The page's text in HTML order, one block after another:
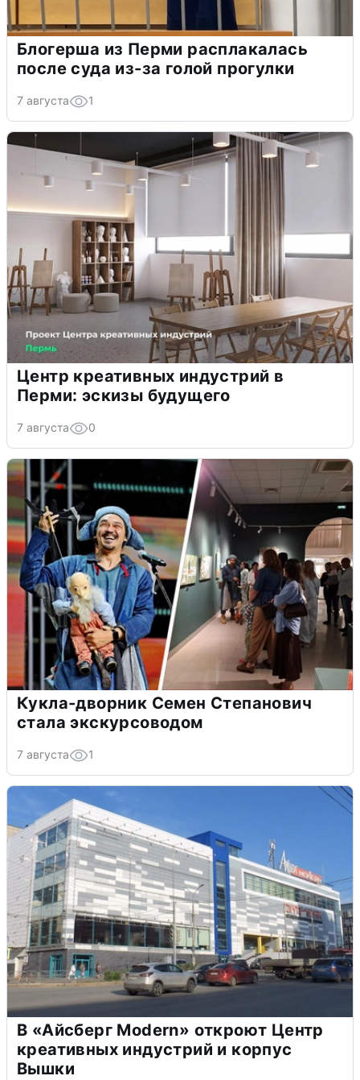
Блогерша из Перми расплакалась
после суда из-за голой прогулки
7 августа 1
Центр креативных индустрий в
Перми: эскизы будущего
7 августа 0
Кукла-дворник Семен Степанович
стала экскурсоводом
7 августа 1
В «Айсберг Modern» откроют Центр
креативных индустрий и корпус
Вышки